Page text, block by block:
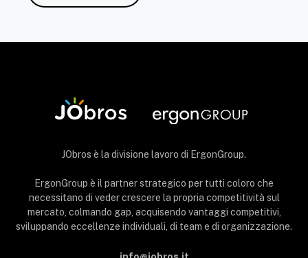
JObros è la divisione lavoro di ErgonGroup.
ErgonGroup è il partner strategico per tutti coloro che
necessitano di veder crescere la propria competitività sul
mercato, colmando gap, acquisendo vantaggi competitivi,
sviluppando eccellenze individuali, di team e di organizzazione.